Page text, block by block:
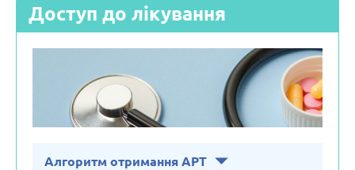
Доступ до лікування
Алгоритм отримання АРТ